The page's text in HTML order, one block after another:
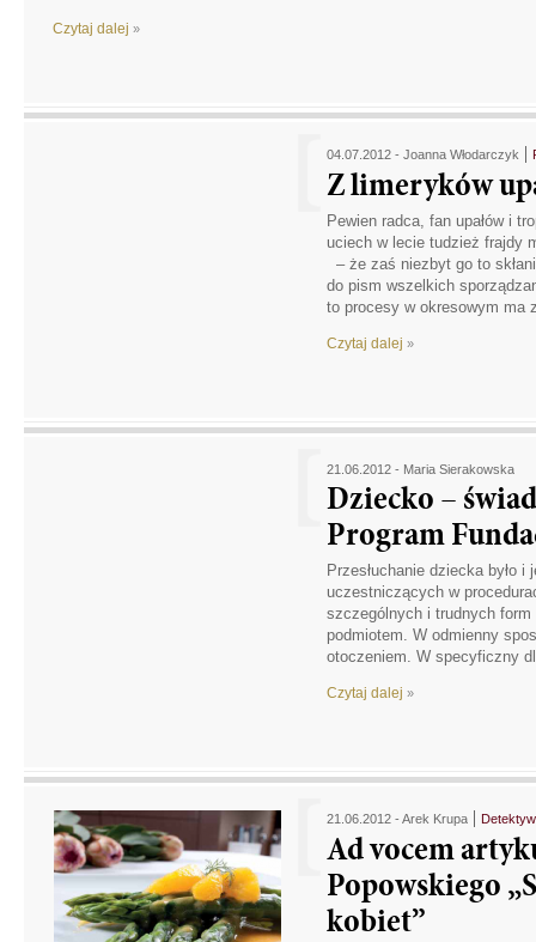
Czytaj dalej »
04.07.2012 - Joanna Włodarczyk
Z limeryków
Pewien radca, fan upałów i
uciech w lecie tudzież frajdy
– że zaś niezbyt go to
do pism wszelkich
to procesy w okresowym ma
Czytaj dalej »
21.06.2012 - Maria Sierakowska
Dziecko –
Program
Przesłuchanie dziecka było
uczestniczących w
szczególnych i trudnych
podmiotem. W odmienny
otoczeniem. W specyficzny
Czytaj dalej »
21.06.2012 - Arek Krupa
Ad vocem
Popowskiego
kobiet”